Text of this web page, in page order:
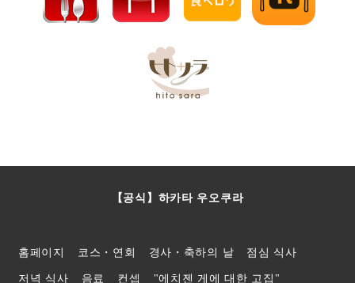
【공식】하카타 우오쿠라
홈페이지 코스・연회 경사・축하의 날 점심 식사
저녁 식사 음료 컨셉 "에치젠 게에 대한 고집"